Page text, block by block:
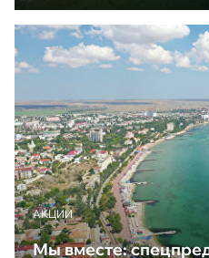
АКЦИИ
Мы вместе: